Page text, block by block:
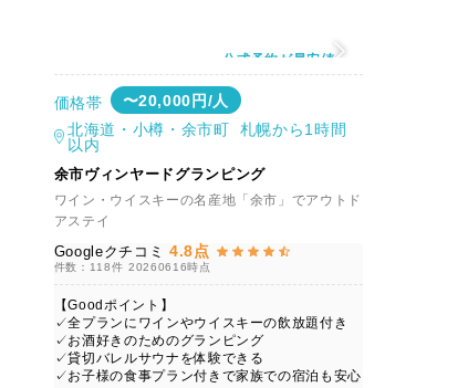
公式予約が最安値
価格帯
〜20,000円/人
北海道・小樽・余市町 札幌から1時間
以内
余市ヴィンヤードグランピング
ワイン・ウイスキーの名産地「余市」でアウトド
アステイ
Googleクチコミ 4.8点
件数：118件 20260616時点
【Goodポイント】
✓全プランにワインやウイスキーの飲放題付き
✓お酒好きのためのグランピング
✓貸切バレルサウナを体験できる
✓お子様の食事プラン付きで家族での宿泊も安心